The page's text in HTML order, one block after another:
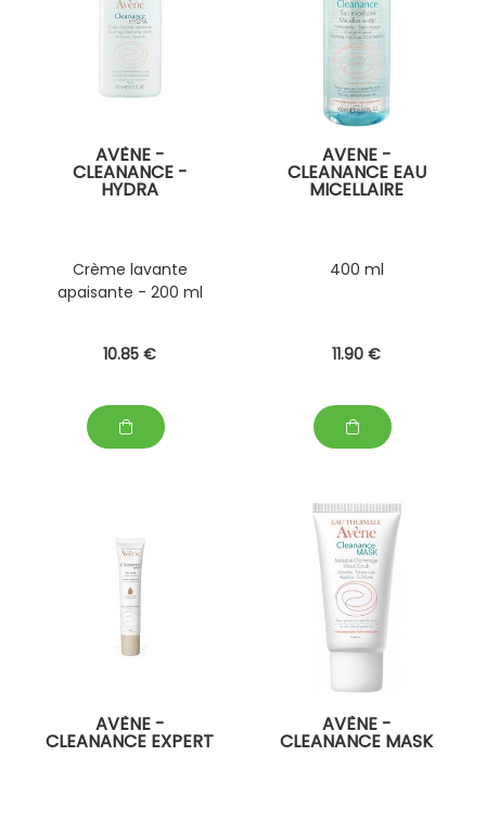
AVÈNE -
CLEANANCE -
HYDRA
Crème lavante
apaisante - 200 ml
10.85 €
AVENE -
CLEANANCE EAU
MICELLAIRE
400 ml
11.90 €
AVÈNE -
CLEANANCE EXPERT
AVÈNE -
CLEANANCE MASK